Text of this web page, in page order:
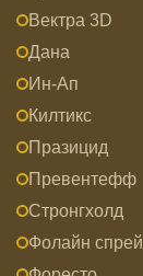
Вектра 3D
Дана
Ин-Ап
Килтикс
Празицид
Превентефф
Стронгхолд
Фолайн спрей